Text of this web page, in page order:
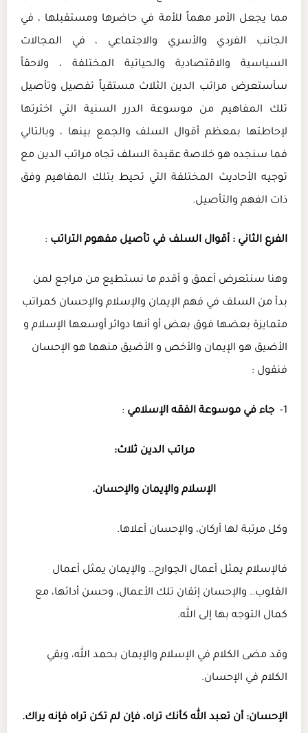
مما يجعل الأمر مهماً للأمة في حاضرها ومستقبلها ، في
الجانب الفردي والأسري والاجتماعي ، في المجالات
السياسية والاقتصادية والحياتية المختلفة ، ولاحقاً
سأستعرض مراتب الدين الثلاث مستقياً تفصيل وتأصيل
تلك المفاهيم من موسوعة الدرر السنية التي اخترتها
لإحاطتها بمعظم أقوال السلف والجمع بينها ، وبالتالي
فما سنجده هو خلاصة عقيدة السلف تجاه مراتب الدين مع
توجيه الأحاديث المختلفة التي تحيط بتلك المفاهيم وفق
ذات الفهم والتأصيل.
الفرع الثاني : أقوال السلف في تأصيل مفهوم التراتب :
وهنا سنتعرض أعمق و أقدم ما نستطيع من مراجع لمن
بدأ من السلف في فهم الإيمان والإسلام والإحسان كمراتب
متمايزة بعضها فوق بعض أو أنها دوائر أوسعها الإسلام و
الأضيق هو الإيمان والأخص و الأضيق منهما هو الإحسان
فنقول :
1- جاء في موسوعة الفقه الإسلامي :
مراتب الدين ثلاث:
الإسلام والإيمان والإحسان.
وكل مرتبة لها أركان، والإحسان أعلاها.
فالإسلام يمثل أعمال الجوارح.. والإيمان يمثل أعمال
القلوب.. والإحسان إتقان تلك الأعمال، وحسن أدائها، مع
كمال التوجه بها إلى الله.
وقد مضى الكلام في الإسلام والإيمان بحمد الله، وبقي
الكلام في الإحسان.
الإحسان: أن تعبد الله كأنك تراه، فإن لم تكن تراه فإنه يراك.